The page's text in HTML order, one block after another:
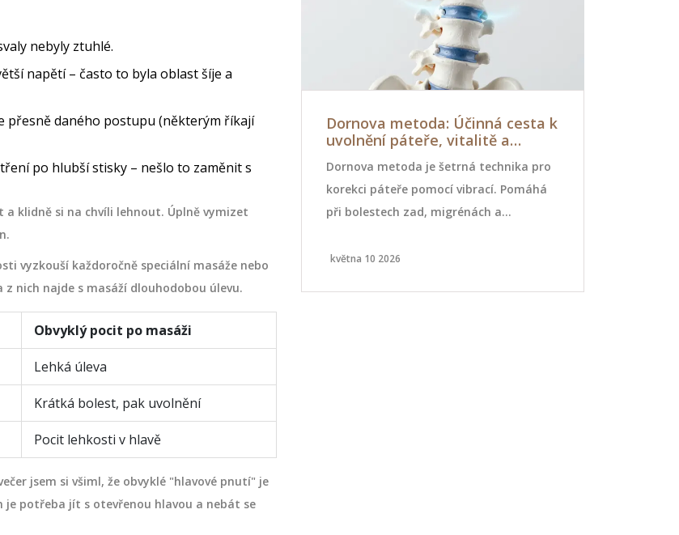
nebyly ztuhlé.
napětí – často to byla oblast šíje a
přesně daného postupu (některým říkají
po hlubší stisky – nešlo to zaměnit s
klidně si na chvíli lehnout. Úplně vymizet
vyzkouší každoročně speciální masáže nebo
nich najde s masáží dlouhodobou úlevu.
Obvyklý pocit po masáži
Lehká úleva
Krátká bolest, pak uvolnění
Pocit lehkosti v hlavě
jsem si všiml, že obvyklé "hlavové pnutí" je
je potřeba jít s otevřenou hlavou a nebát se
Jak se sprchovat s tejpem:
Zjistěte, jak správně sprchovat s tejpem,
udržel svůj účinek. Praktické rady pro
prosince 19 2025
Dornova metoda: Účinná cesta k
uvolnění páteře, vitalitě a
Dornova metoda je šetrná technika pro
korekci páteře pomocí vibrací. Pomáhá
při bolestech zad, migrénách a
Zjistěte, jak funguje a komu pomáhá.
května 10 2026